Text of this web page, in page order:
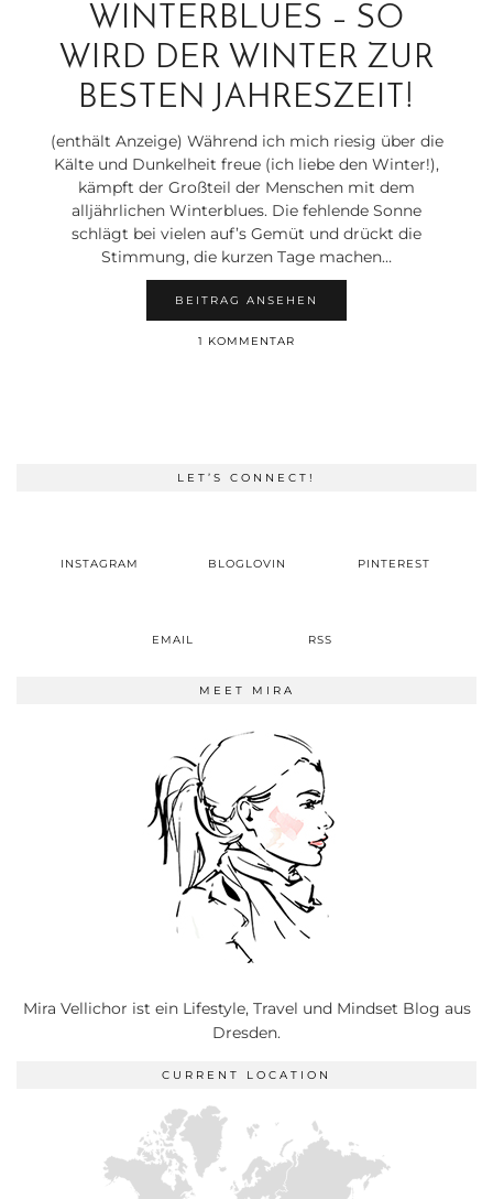
WINTERBLUES – SO
WIRD DER WINTER ZUR
BESTEN JAHRESZEIT!
(enthält Anzeige) Während ich mich riesig über die
Kälte und Dunkelheit freue (ich liebe den Winter!),
kämpft der Großteil der Menschen mit dem
alljährlichen Winterblues. Die fehlende Sonne
schlägt bei vielen auf’s Gemüt und drückt die
Stimmung, die kurzen Tage machen…
BEITRAG ANSEHEN
1 KOMMENTAR
LET’S CONNECT!
INSTAGRAM BLOGLOVIN PINTEREST
EMAIL RSS
MEET MIRA
Mira Vellichor ist ein Lifestyle, Travel und Mindset Blog aus
Dresden.
CURRENT LOCATION